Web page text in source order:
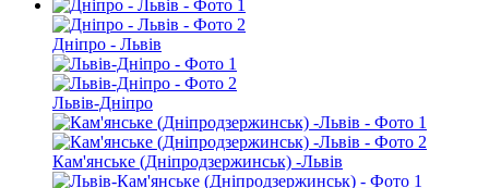
Дніпро - Львів
Львів-Дніпро
Кам'янське (Дніпродзержинськ) -Львів